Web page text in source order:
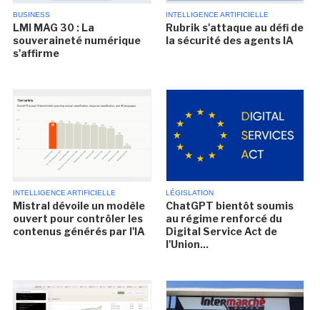
BUSINESS
LMI MAG 30 : La
souveraineté numérique
s'affirme
INTELLIGENCE ARTIFICIELLE
Rubrik s'attaque au défi de
la sécurité des agents IA
INTELLIGENCE ARTIFICIELLE
Mistral dévoile un modèle
ouvert pour contrôler les
contenus générés par l'IA
LÉGISLATION
ChatGPT bientôt soumis
au régime renforcé du
Digital Service Act de
l'Union...